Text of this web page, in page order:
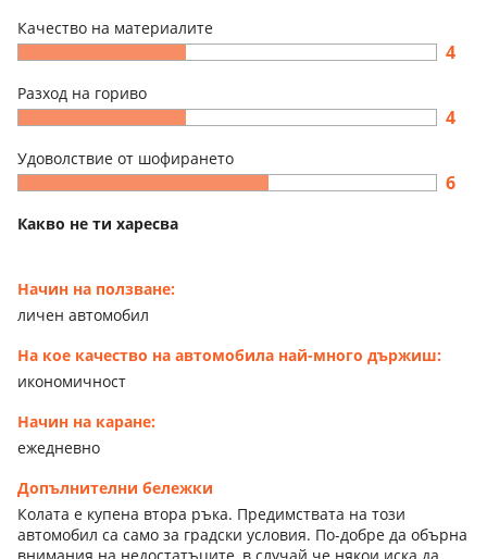
Качество на материалите
4
Разход на гориво
4
Удоволствие от шофирането
6
Какво не ти харесва
Начин на ползване:
личен автомобил
На кое качество на автомобила най-много държиш:
икономичност
Начин на каране:
ежедневно
Допълнителни бележки
Колата е купена втора ръка. Предимствата на този
автомобил са само за градски условия. По-добре да обърна
внимания на недостатъците, в случай че някои иска да